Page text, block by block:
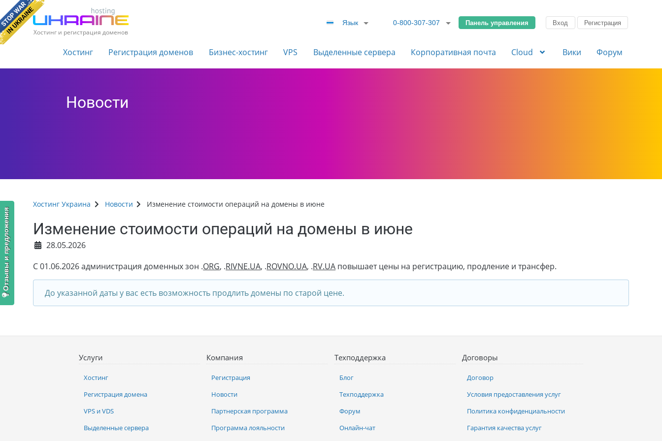
Хостинг и регистрация доменов
Язык 0-800-307-307 Панель управления Вход Регистрация
Хостинг Регистрация доменов Бизнес-хостинг VPS Выделенные сервера Корпоративная почта Cloud Вики Форум
Новости
Хостинг Украина Новости Изменение стоимости операций на домены в июне
Изменение стоимости операций на домены в июне
28.05.2026
С 01.06.2026 администрация доменных зон .ORG, .RIVNE.UA, .ROVNO.UA, .RV.UA повышает цены на регистрацию, продление и трансфер.
До указанной даты у вас есть возможность продлить домены по старой цене.
Услуги
Хостинг
Регистрация домена
VPS и VDS
Выделенные сервера
Компания
Регистрация
Новости
Партнерская программа
Программа лояльности
Техподдержка
Блог
Техподдержка
Форум
Онлайн-чат
Договоры
Договор
Условия предоставления услуг
Политика конфиденциальности
Гарантия качества услуг
Отзывы и предложения